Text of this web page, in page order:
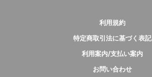
利用規約
特定商取引法に基づく表記
利用案内/支払い案内
お問い合わせ